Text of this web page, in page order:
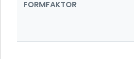
FORMFAKTOR